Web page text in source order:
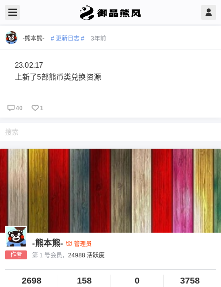
-熊本熊- # 更新日志 # 3年前
23.02.17
上新了5部熊币类兑换资源
40 1
作者
-熊本熊-
管理员
第 1 号会员， 24988 活跃度
2698 158 0 3758